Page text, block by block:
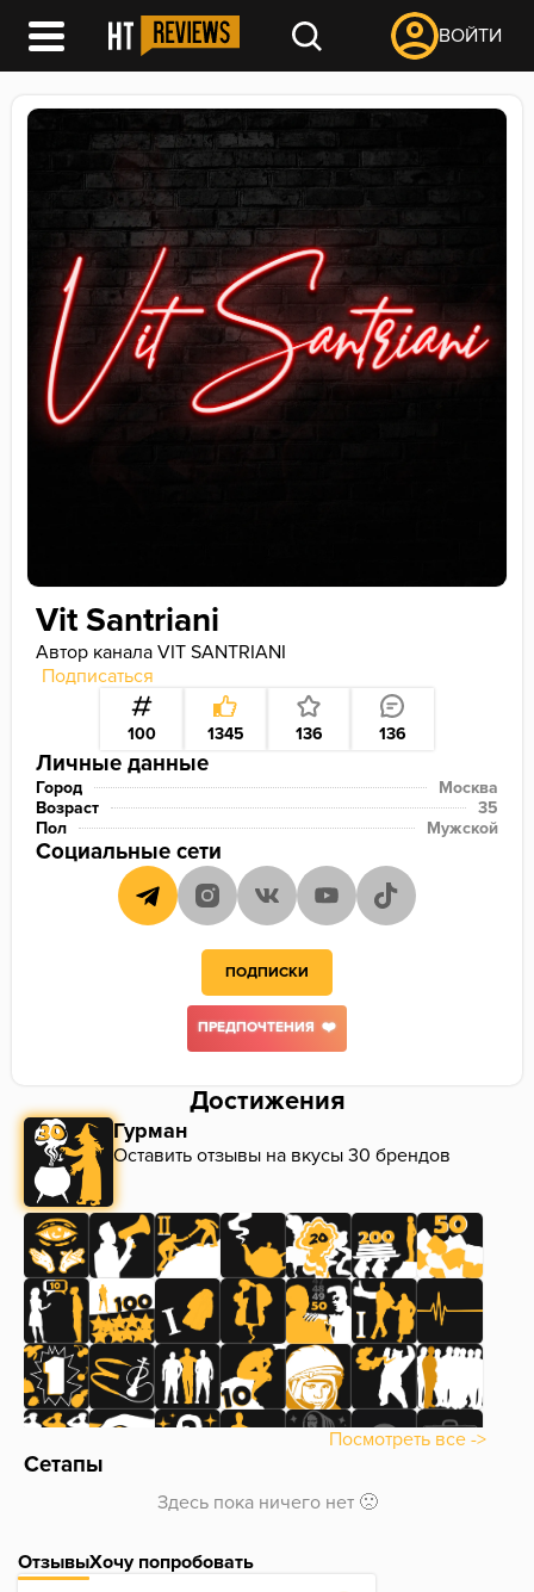
ВОЙТИ
Vit Santriani
Автор канала VIT SANTRIANI
Подписаться
100 1345 136 136
Личные данные
Город
Москва
Возраст
35
Пол
Мужской
Социальные сети
ПОДПИСКИ
ПРЕДПОЧТЕНИЯ ❤️
Достижения
Гурман
Оставить отзывы на вкусы 30 брендов
Посмотреть все ->
Сетапы
Здесь пока ничего нет 🙁
ОтзывыХочу попробовать